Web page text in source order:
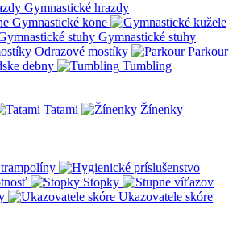
Gymnastické hrazdy
Gymnastické kone
Gymnastické stuhy
Odrazové mostíky
Parkour
debny
Tumbling
Tatami
Žínenky
Stopky
Ukazovatele skóre